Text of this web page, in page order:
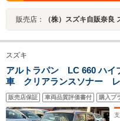
販売店： （株）スズキ自販奈良 ス
スズキ
アルトラパン LC 660 ハイ
車 クリアランスソナー
減システム LEDヘッドラ
リングストップ 電動格納
ンチシート CVT
販売店保証 車両品質評価書付 購入プ